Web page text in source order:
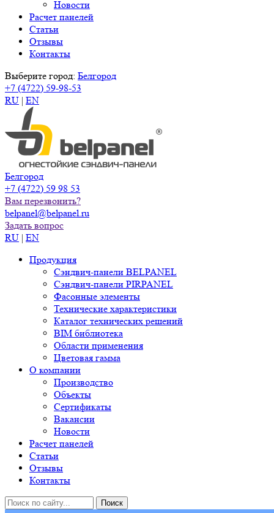
Новости
Расчет панелей
Статьи
Отзывы
Контакты
Выберите город: Белгород
+7 (4722) 59-98-53
RU | EN
Белгород
+7 (4722) 59 98 53
Вам перезвонить?
belpanel@belpanel.ru
Задать вопрос
RU | EN
Продукция
Сэндвич-панели BELPANEL
Сэндвич-панели PIRPANEL
Фасонные элементы
Технические характеристики
Каталог технических решений
BIM библиотека
Области применения
Цветовая гамма
О компании
Производство
Объекты
Сертификаты
Вакансии
Новости
Расчет панелей
Статьи
Отзывы
Контакты